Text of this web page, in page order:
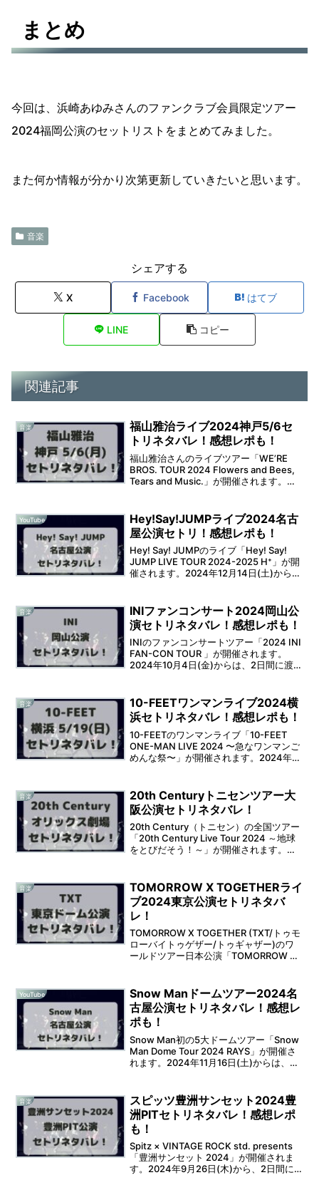
まとめ
今回は、浜崎あゆみさんのファンクラブ会員限定ツアー
2024福岡公演のセットリストをまとめてみました。
また何か情報が分かり次第更新していきたいと思います。
音楽
シェアする
X Facebook はてブ
LINE コピー
関連記事
音楽
福山雅治ライブ2024神戸5/6セ
トリネタバレ！感想レポも！
福山雅治さんのライブツアー「WE’RE
BROS. TOUR 2024 Flowers and Bees,
Tears and Music.」が開催されます。
YouTube
Hey!Say!JUMPライブ2024名古
屋公演セトリ！感想レポも！
Hey! Say! JUMPのライブ「Hey! Say!
JUMP LIVE TOUR 2024-2025 H⁺」が開
催されます。2024年12月14日(土)から
ット...
音楽
INIファンコンサート2024岡山公
演セトリネタバレ！感想レポも！
INIのファンコンサートツアー「2024 INI
FAN-CON TOUR 」が開催されます。
2024年10月4日(金)からは、2日間に渡っ
気になりますよね。 そこで本...
音楽
10-FEETワンマンライブ2024横
浜セトリネタバレ！感想レポも！
10-FEETのワンマンライブ「10-FEET
ONE-MAN LIVE 2024 〜急なワンマンご
めんな祭〜」が開催されます。2024年5
気になりますよね。そこで...
音楽
20th Centuryトニセンツアー大
阪公演セトリネタバレ！
20th Century（トニセン）の全国ツアー
「20th Century Live Tour 2024 ～地球
をとびだそう！～」が開催されます。
セットリスト...
音楽
TOMORROW X TOGETHERライ
ブ2024東京公演セトリネタバ
レ！
TOMORROW X TOGETHER (TXT/トゥモ
ローバイトゥゲザー/トゥギャザー)のワ
ールドツアー日本公演「TOMORROW X
YouTube
Snow Manドームツアー2024名
古屋公演セトリネタバレ！感想レ
ポも！
Snow Man初の5大ドームツアー「Snow
Man Dome Tour 2024 RAYS」が開催さ
れます。2024年11月16日(土)からは、2
リストが気になりま...
音楽
スピッツ豊洲サンセット2024豊
洲PITセトリネタバレ！感想レポ
も！
Spitz × VINTAGE ROCK std. presents
「豊洲サンセット 2024」が開催されま
す。2024年9月26日(木)から、2日間に